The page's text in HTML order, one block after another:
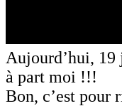
Aujourd’hui, 19
à part moi !!!
Bon, c’est pour